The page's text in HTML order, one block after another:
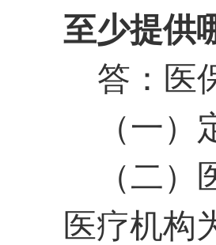
至少提供
答： 医
（一
（二
医疗机构